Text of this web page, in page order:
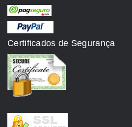
Certificados de Segurança